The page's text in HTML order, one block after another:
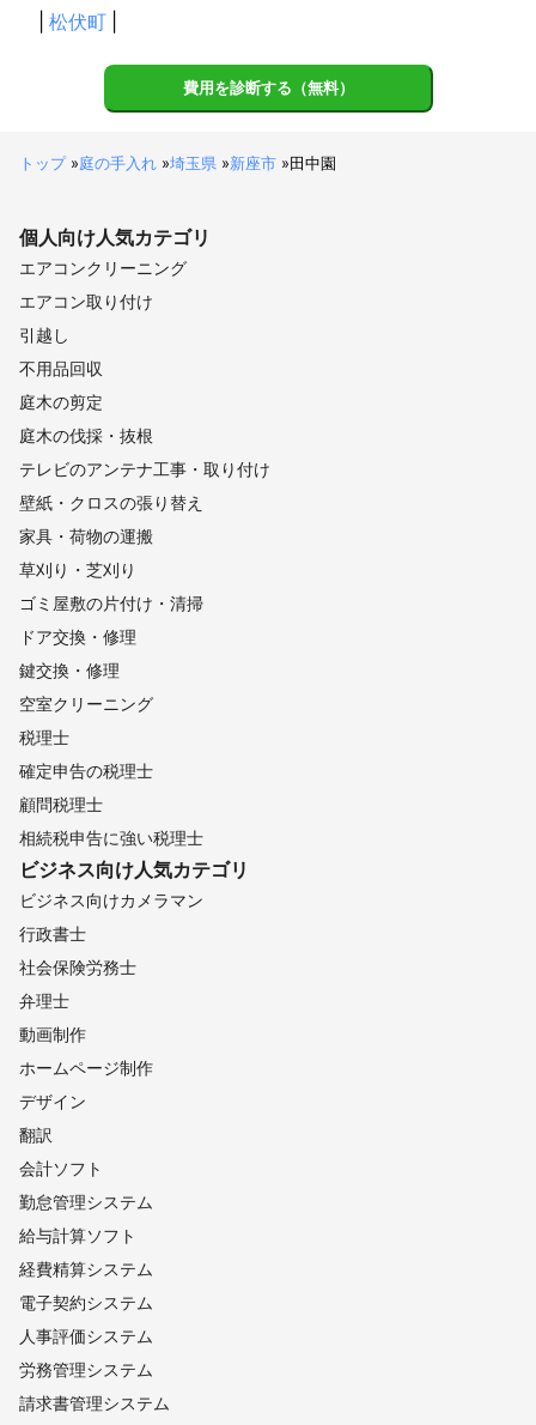
松伏町
費用を診断する（無料）
トップ»庭の手入れ »埼玉県 »新座市 »田中園
個人向け人気カテゴリ
エアコンクリーニング
エアコン取り付け
引越し
不用品回収
庭木の剪定
庭木の伐採・抜根
テレビのアンテナ工事・取り付け
壁紙・クロスの張り替え
家具・荷物の運搬
草刈り・芝刈り
ゴミ屋敷の片付け・清掃
ドア交換・修理
鍵交換・修理
空室クリーニング
税理士
確定申告の税理士
顧問税理士
相続税申告に強い税理士
ビジネス向け人気カテゴリ
ビジネス向けカメラマン
行政書士
社会保険労務士
弁理士
動画制作
ホームページ制作
デザイン
翻訳
会計ソフト
勤怠管理システム
給与計算ソフト
経費精算システム
電子契約システム
人事評価システム
労務管理システム
請求書管理システム